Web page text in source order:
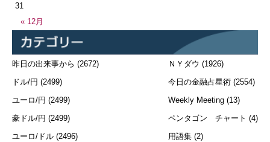
« 12月
31
昨日の出来事から (2672)
ドル/円 (2499)
ユーロ/円 (2499)
豪ドル/円 (2499)
ユーロ/ドル (2496)
ＮＹダウ (1926)
今日の金融占星術 (2554)
Weekly Meeting (13)
ペンタゴン チャート (4)
用語集 (2)